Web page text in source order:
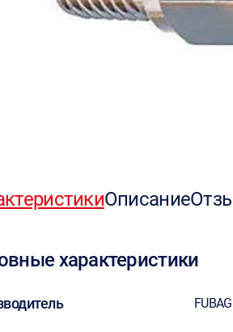
Описание
характеристики
FUBAG